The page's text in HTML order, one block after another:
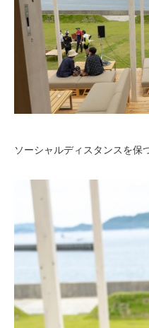
ソーシャルディスタンスを保